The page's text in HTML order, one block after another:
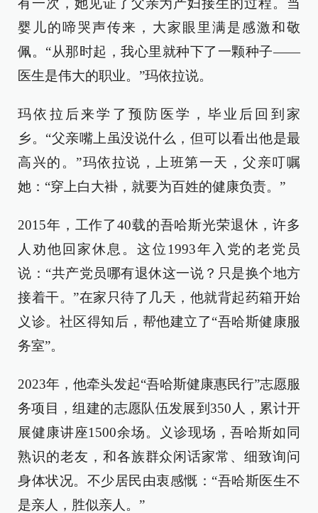
有一次，她见证了父亲为产妇接生的过程。当
婴儿的啼哭声传来，大家眼里满是感激和敬
佩。“从那时起，我心里就种下了一颗种子——
医生是伟大的职业。”玛依拉说。
玛依拉后来学了预防医学，毕业后回到家
乡。“父亲嘴上虽没说什么，但可以看出他是最
高兴的。”玛依拉说，上班第一天，父亲叮嘱
她：“穿上白大褂，就要为百姓的健康负责。”
2015年，工作了40载的吾哈斯光荣退休，许多
人劝他回家休息。这位1993年入党的老党员
说：“共产党员哪有退休这一说？只是换个地方
接着干。”在家只待了几天，他就背起药箱开始
义诊。社区得知后，帮他建立了“吾哈斯健康服
务室”。
2023年，他牵头发起“吾哈斯健康惠民行”志愿服
务项目，组建的志愿队伍发展到350人，累计开
展健康讲座1500余场。义诊现场，吾哈斯如同
熟识的老友，和各族群众闲话家常、细致询问
身体状况。不少居民由衷感慨：“吾哈斯医生不
是亲人，胜似亲人。”